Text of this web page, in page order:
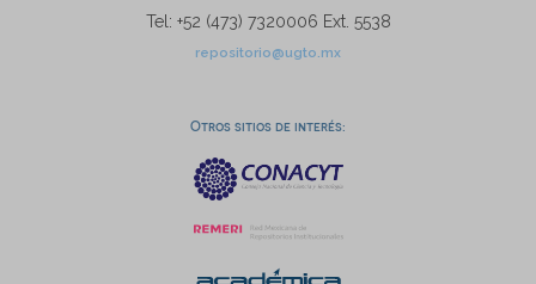
Tel: +52 (473) 7320006 Ext. 5538
repositorio@ugto.mx
Otros sitios de interés: